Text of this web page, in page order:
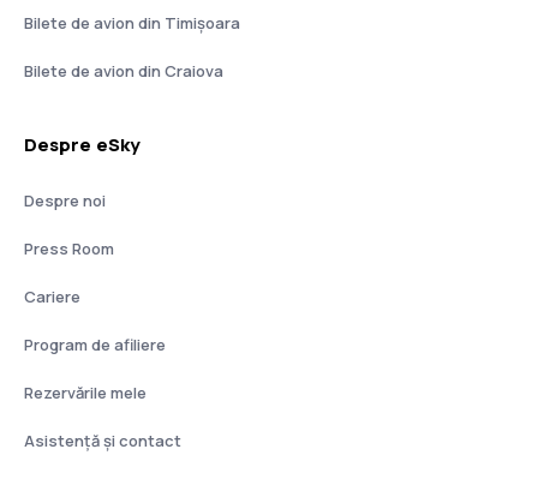
Bilete de avion din Timișoara
Bilete de avion din Craiova
Despre eSky
Despre noi
Press Room
Cariere
Program de afiliere
Rezervările mele
Asistenţă şi contact